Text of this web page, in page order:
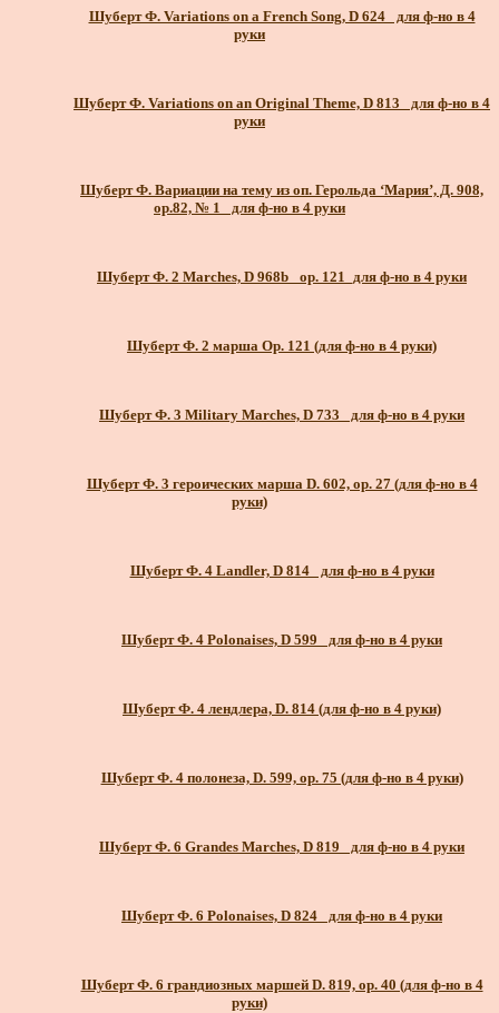
Шуберт Ф. Variations on a French Song, D 624_ для ф-но в 4
руки
Шуберт Ф. Variations on an Original Theme, D 813_ для ф-но в 4
руки
Шуберт Ф. Вариации на тему из оп. Герольда ‘Мария’, Д. 908,
ор.82, № 1_ для ф-но в 4 руки
Шуберт Ф. 2 Marches, D 968b_ ор. 121_для ф-но в 4 руки
Шуберт Ф. 2 марша Ор. 121 (для ф-но в 4 руки)
Шуберт Ф. 3 Military Marches, D 733_ для ф-но в 4 руки
Шуберт Ф. 3 героических марша D. 602, ор. 27 (для ф-но в 4
руки)
Шуберт Ф. 4 Landler, D 814_ для ф-но в 4 руки
Шуберт Ф. 4 Polonaises, D 599_ для ф-но в 4 руки
Шуберт Ф. 4 лендлера, D. 814 (для ф-но в 4 руки)
Шуберт Ф. 4 полонеза, D. 599, ор. 75 (для ф-но в 4 руки)
Шуберт Ф. 6 Grandes Marches, D 819_ для ф-но в 4 руки
Шуберт Ф. 6 Polonaises, D 824_ для ф-но в 4 руки
Шуберт Ф. 6 грандиозных маршей D. 819, ор. 40 (для ф-но в 4
руки)